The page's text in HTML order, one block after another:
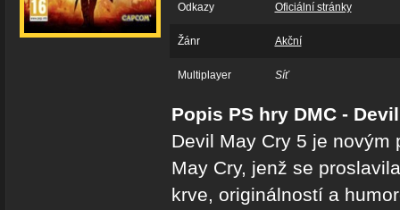
Odkazy Oficiální stránky
Žánr Akční
Multiplayer Síť
Popis PS hry DMC -
Devil May Cry 5 je novým
May Cry, jenž se
krve, originálností a